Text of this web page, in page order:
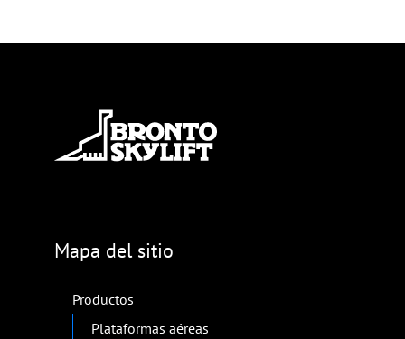
Mapa del sitio
Productos
Plataformas aéreas